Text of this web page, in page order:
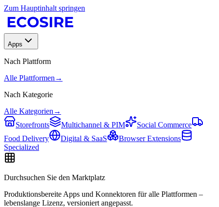
Zum Hauptinhalt springen
Apps
Nach Plattform
Alle Plattformen →
Nach Kategorie
Alle Kategorien →
Storefronts
Multichannel & PIM
Social Commerce
Food Delivery
Digital & SaaS
Browser Extensions
Specialized
Durchsuchen Sie den Marktplatz
Produktionsbereite Apps und Konnektoren für alle Plattformen –
lebenslange Lizenz, versioniert angepasst.